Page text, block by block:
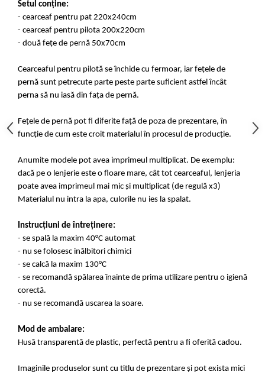
Setul conține:
- cearceaf pentru pat 220x240cm
- cearceaf pentru pilota 200x220cm
- două fețe de pernă 50x70cm
Cearceaful pentru pilotă se închide cu fermoar, iar fețele de
pernă sunt petrecute parte peste parte suficient astfel încât
perna să nu iasă din fața de pernă.
Fețele de pernă pot fi diferite față de poza de prezentare, în
funcție de cum este croit materialul în procesul de producție.
Anumite modele pot avea imprimeul multiplicat. De exemplu:
dacă pe o lenjerie este o floare mare, cât tot cearceaful, lenjeria
poate avea imprimeul mai mic și multiplicat (de regulă x3)
Materialul nu intra la apa, culorile nu ies la spalat.
Instrucțiuni de întreținere:
- se spală la maxim 40°C automat
- nu se folosesc inălbitori chimici
- se calcă la maxim 130°C
- se recomandă spălarea înainte de prima utilizare pentru o igienă
corectă.
- nu se recomandă uscarea la soare.
Mod de ambalare:
Husă transparentă de plastic, perfectă pentru a fi oferită cadou.
Imaginile produselor sunt cu titlu de prezentare și pot exista mici